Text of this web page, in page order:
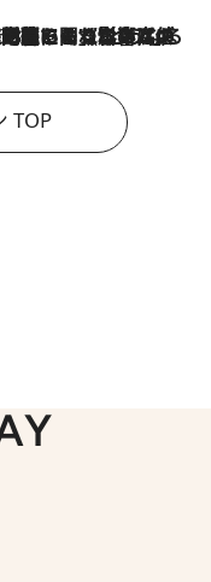
続いている」ホルムズ海峡封鎖による影響はいつまで続く？《エネルギー専門家に聞く“どうなる日本の暮らし”》
TOP